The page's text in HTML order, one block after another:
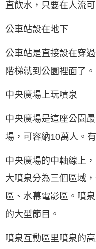
直飲水，只要在人流
公車站設在地下
公車站是直接設在穿
階梯就到公園裡面了。
中央廣場上玩噴泉
中央廣場是這座公園
場，可容納10萬人。
中央廣場的中軸線上
大噴泉分為三個區域
區、水幕電影區。噴
的大型節目。
噴泉互動區里噴泉的